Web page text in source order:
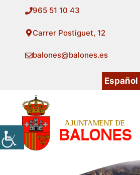
contenido
965 51 10 43
Carrer Postiguet, 12
balones@balones.es
Español